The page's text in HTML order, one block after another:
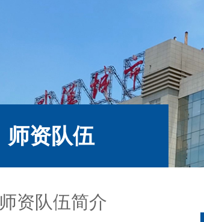
师资队伍
师资队伍简介